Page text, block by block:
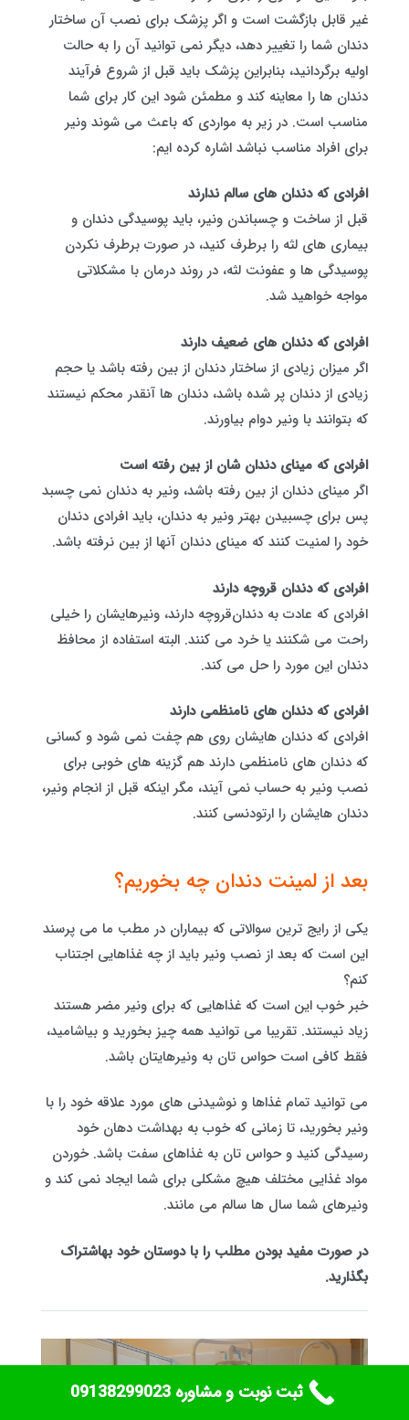
غیر قابل‌ بازگشت است و اگر پزشک برای نصب آن ساختار
دندان شما را تغییر دهد، دیگر نمی توانید آن را به حالت
اولیه برگردانید، بنابراین پزشک باید قبل از شروع فرآیند
دندان ها را معاینه کند و مطمئن شود این کار برای شما
مناسب است. در زیر به مواردی که باعث می شوند ونیر
برای افراد مناسب نباشد اشاره کرده‌ ایم:
افرادی که دندان های سالم ندارند
قبل از ساخت و چسباندن ونیر، باید پوسیدگی دندان و
بیماری های لثه را برطرف کنید، در صورت برطرف نکردن
پوسیدگی ها و عفونت لثه، در روند درمان با مشکلاتی
مواجه خواهید شد.
افرادی که دندان های ضعیف دارند
اگر میزان زیادی از ساختار دندان از بین رفته باشد یا حجم
زیادی از دندان پر شده باشد، دندان ها آنقدر محکم نیستند
که بتوانند با ونیر دوام بیاورند.
افرادی که مینای دندان شان از بین رفته است
اگر مینای دندان از بین رفته باشد، ونیر به دندان نمی چسبد
پس برای چسبیدن بهتر ونیر به دندان، باید افرادی دندان
خود را لمنیت کنند که مینای دندان آنها از بین نرفته باشد.
افرادی که دندان‌ قروچه دارند
افرادی که عادت به دندان‌‌قروچه دارند، ونیرهایشان را خیلی
راحت می شکنند یا خرد می کنند. البته استفاده از محافظ
دندان این مورد را حل می کند.
افرادی که دندان های نامنظمی دارند
افرادی که دندان هایشان روی هم چفت نمی شود و کسانی
که دندان های نامنظمی دارند هم گزینه های خوبی برای
نصب ونیر به حساب نمی آیند، مگر اینکه قبل از انجام ونیر،
دندان هایشان را ارتودنسی کنند.
بعد از لمینت دندان چه بخوریم؟
یکی از رایج ترین سوالاتی که بیماران در مطب ما می پرسند
این است که بعد از نصب ونیر باید از چه غذاهایی اجتناب
کنم؟
خبر خوب این است که غذاهایی که برای ونیر مضر هستند
زیاد نیستند. تقریبا می توانید همه‌ چیز بخورید و بیاشامید،
فقط کافی است حواس تان به ونیرهایتان باشد.
می توانید تمام غذاها و نوشیدنی های مورد علاقه‌ خود را با
ونیر بخورید، تا زمانی که خوب به بهداشت دهان خود
رسیدگی کنید و حواس تان به غذاهای سفت باشد. خوردن
مواد غذایی مختلف هیچ مشکلی برای شما ایجاد نمی کند و
ونیرهای شما سال ها سالم می مانند.
در صورت مفید بودن مطلب را با دوستان خود بهاشتراک
بگذارید.
ثبت نوبت و مشاوره ‎09138299023